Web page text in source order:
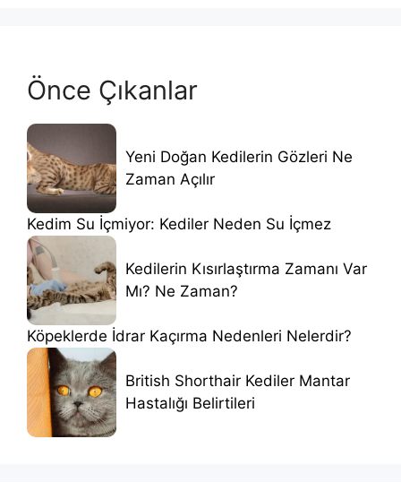
Önce Çıkanlar
Yeni Doğan Kedilerin Gözleri Ne
Zaman Açılır
Kedim Su İçmiyor: Kediler Neden Su İçmez
Kedilerin Kısırlaştırma Zamanı Var
Mı? Ne Zaman?
Köpeklerde İdrar Kaçırma Nedenleri Nelerdir?
British Shorthair Kediler Mantar
Hastalığı Belirtileri